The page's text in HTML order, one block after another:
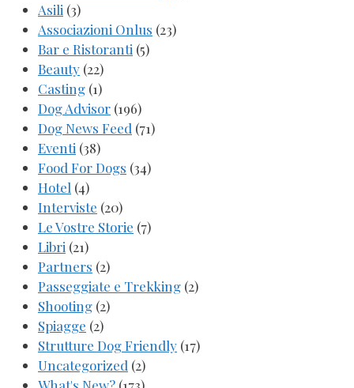
Asili (3)
Associazioni Onlus (23)
Bar e Ristoranti (5)
Beauty (22)
Casting (1)
Dog Advisor (196)
Dog News Feed (71)
Eventi (38)
Food For Dogs (34)
Hotel (4)
Interviste (20)
Le Vostre Storie (7)
Libri (21)
Partners (2)
Passeggiate e Trekking (2)
Shooting (2)
Spiagge (2)
Strutture Dog Friendly (17)
Uncategorized (2)